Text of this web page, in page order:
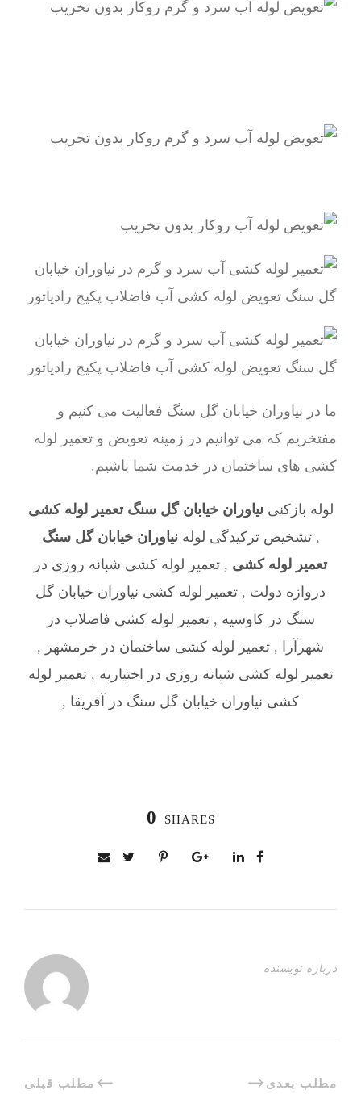
ما در نیاوران خیابان گل سنگ فعالیت می کنیم و
مفتخریم که می توانیم در زمینه تعویض و تعمیر لوله
کشی های ساختمان در خدمت شما باشیم.
لوله بازکنینیاوران خیابان گل سنگ تعمیر لوله کشی
,تشخیص ترکیدگی لولهنیاوران خیابان گل سنگ
تعمیر لوله کشی , تعمیر لوله کشی شبانه روزی در
دروازه دولت , تعمیر لوله کشی نیاوران خیابان گل
سنگ در کاوسیه ,تعمیر لوله کشی فاضلاب در
شهرآرا
, تعمیر لوله کشی ساختمان در خرمشهر ,
تعمیر لوله کشی شبانه روزی در اختیاریه ,تعمیر لوله
کشی نیاوران خیابان گل سنگ در آفریقا ,
0 SHARES
درباره نویسنده
مطلب قبلی مطلب بعدی